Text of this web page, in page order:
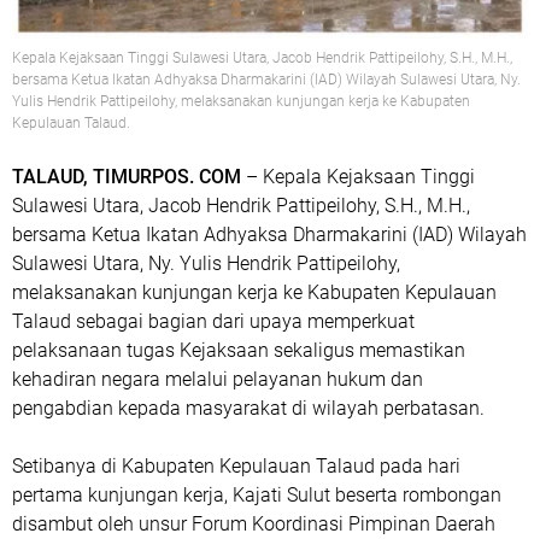
Kepala Kejaksaan Tinggi Sulawesi Utara, Jacob Hendrik Pattipeilohy, S.H., M.H.,
bersama Ketua Ikatan Adhyaksa Dharmakarini (IAD) Wilayah Sulawesi Utara, Ny.
Yulis Hendrik Pattipeilohy, melaksanakan kunjungan kerja ke Kabupaten
Kepulauan Talaud.
TALAUD, TIMURPOS. COM – Kepala Kejaksaan Tinggi
Sulawesi Utara, Jacob Hendrik Pattipeilohy, S.H., M.H.,
bersama Ketua Ikatan Adhyaksa Dharmakarini (IAD) Wilayah
Sulawesi Utara, Ny. Yulis Hendrik Pattipeilohy,
melaksanakan kunjungan kerja ke Kabupaten Kepulauan
Talaud sebagai bagian dari upaya memperkuat
pelaksanaan tugas Kejaksaan sekaligus memastikan
kehadiran negara melalui pelayanan hukum dan
pengabdian kepada masyarakat di wilayah perbatasan.
Setibanya di Kabupaten Kepulauan Talaud pada hari
pertama kunjungan kerja, Kajati Sulut beserta rombongan
disambut oleh unsur Forum Koordinasi Pimpinan Daerah